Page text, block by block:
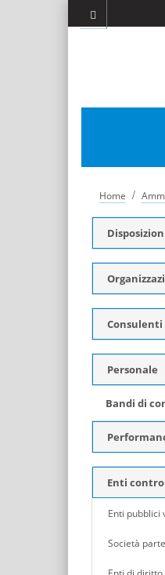
Home /
Personale
Bandi di
Enti
Enti pubblici
Società